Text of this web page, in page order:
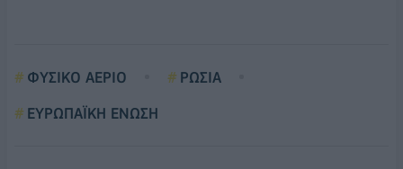
ΦΥΣΙΚΟ ΑΕΡΙΟ
ΡΩΣΙΑ
ΕΥΡΩΠΑΪΚΗ ΕΝΩΣΗ